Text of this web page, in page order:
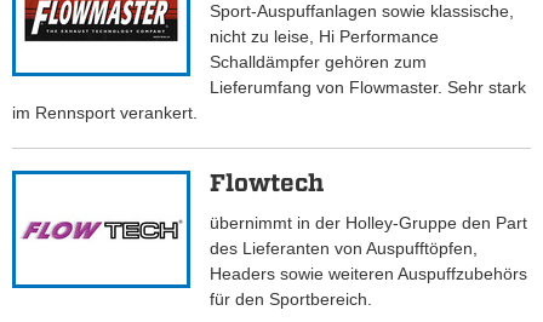
Sport-Auspuffanlagen sowie klassische,
nicht zu leise, Hi Performance
Schalldämpfer gehören zum
Lieferumfang von Flowmaster. Sehr stark
im Rennsport verankert.
Flowtech
übernimmt in der Holley-Gruppe den Part
des Lieferanten von Auspufftöpfen,
Headers sowie weiteren Auspuffzubehörs
für den Sportbereich.